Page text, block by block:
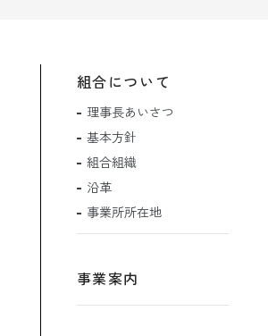
組合について
理事長あいさつ
基本方針
組合組織
沿革
事業所所在地
事業案内